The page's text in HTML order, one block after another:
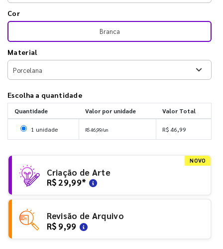
Cor
Branca
Material
Escolha a quantidade
Quantidade Valor por unidade Valor Total
Selecionar 1 unidade
1 unidade R$ 46,99/un R$ 46,99
NOVO
Criação de Arte
R$ 29,99*
Revisão de Arquivo
R$ 9,99